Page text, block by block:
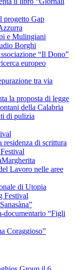
progetto Gap
e Mulingiani
Borghi
“Il Dono”
europeo
tra via
la proposta di legge
della Calabria
di pulizia
di scrittura
Lavoro nelle aree
di Utopia
Festival
“Figli
Coraggioso”